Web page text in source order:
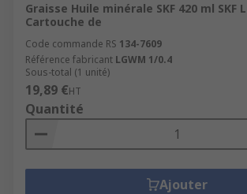
Graisse Huile minérale SKF 420 ml SKF
Cartouche de
Code commande RS 134-7609
Référence fabricant LGWM 1/0.4
Sous-total (1 unité)
19,89 €HT
Quantité
Ajouter